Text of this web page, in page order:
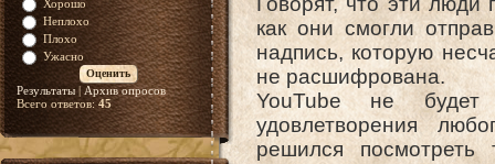
Хорошо
Неплохо
Плохо
Ужасно
Результаты| Архив опросов
Всего ответов:45
как они смогли
надпись, которую
не расшифрована.
YouTube не будет
удовлетворения
решился посмотреть